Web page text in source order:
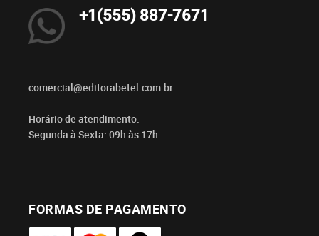
+1(555) 887-7671
comercial@editorabetel.com.br
Horário de atendimento:
Segunda à Sexta: 09h às 17h
FORMAS DE PAGAMENTO